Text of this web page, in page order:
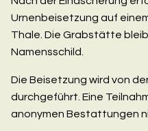
Urnenbeisetzung auf
Thale. Die Grabstätte
Namensschild.
Die Beisetzung wird von
durchgeführt. Eine
anonymen Bestattungen